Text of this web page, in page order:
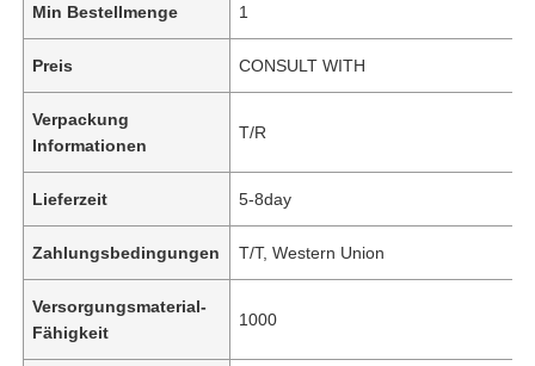
Min Bestellmenge 1
Preis CONSULT WITH
Verpackung
Informationen
T/R
Lieferzeit 5-8day
Zahlungsbedingungen T/T, Western Union
Versorgungsmaterial-
Fähigkeit
1000